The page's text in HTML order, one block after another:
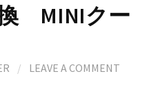
MINIクー
/ LEAVE A COMMENT